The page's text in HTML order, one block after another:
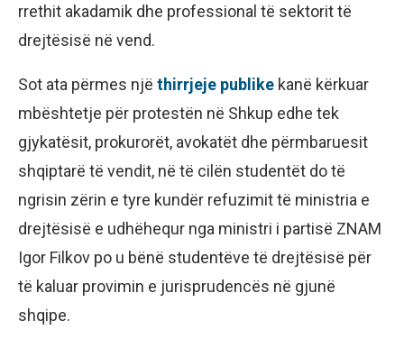
rrethit akadamik dhe professional të sektorit të
drejtësisë në vend.
Sot ata përmes një thirrjeje publike kanë kërkuar
mbështetje për protestën në Shkup edhe tek
gjykatësit, prokurorët, avokatët dhe përmbaruesit
shqiptarë të vendit, në të cilën studentët do të
ngrisin zërin e tyre kundër refuzimit të ministria e
drejtësisë e udhëhequr nga ministri i partisë ZNAM
Igor Filkov po u bënë studentëve të drejtësisë për
të kaluar provimin e jurisprudencës në gjunë
shqipe.